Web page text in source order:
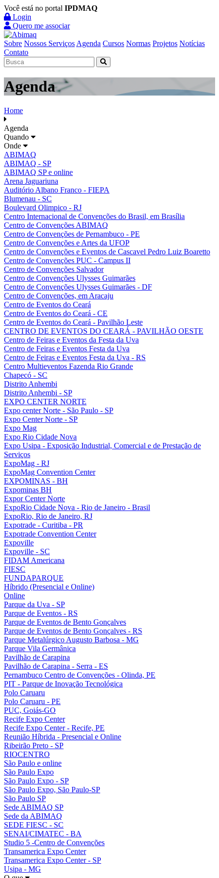
Você está no portal IPDMAQ
Login
Quero me associar
Sobre Nossos Serviços Agenda Cursos Normas Projetos Notícias
Contato
Agenda
Home
Agenda
Quando
Onde
ABIMAQ
ABIMAQ - SP
ABIMAQ SP e online
Arena Jaguariuna
Auditório Albano Franco - FIEPA
Blumenau - SC
Boulevard Olimpico - RJ
Centro Internacional de Convenções do Brasil, em Brasília
Centro de Convenções ABIMAQ
Centro de Convenções de Pernambuco - PE
Centro de Convenções e Artes da UFOP
Centro de Convenções e Eventos de Cascavel Pedro Luiz Boaretto
Centro de Convenções PUC - Campus II
Centro de Convenções Salvador
Centro de Convenções Ulysses Guimarães
Centro de Convenções Ulysses Guimarães - DF
Centro de Convenções, em Aracaju
Centro de Eventos do Ceará
Centro de Eventos do Ceará - CE
Centro de Eventos do Ceará - Pavilhão Leste
CENTRO DE EVENTOS DO CEARÁ - PAVILHÃO OESTE
Centro de Feiras e Eventos da Festa da Uva
Centro de Feiras e Eventos Festa da Uva
Centro de Feiras e Eventos Festa da Uva - RS
Centro Multieventos Fazenda Rio Grande
Chapecó - SC
Distrito Anhembi
Distrito Anhembi - SP
EXPO CENTER NORTE
Expo center Norte - São Paulo - SP
Expo Center Norte - SP
Expo Mag
Expo Rio Cidade Nova
Expo Usipa - Exposição Industrial, Comercial e de Prestação de
Serviços
ExpoMag - RJ
ExpoMag Convention Center
EXPOMINAS - BH
Expominas BH
Expor Center Norte
ExpoRio Cidade Nova - Rio de Janeiro - Brasil
ExpoRio, Rio de Janeiro, RJ
Expotrade - Curitiba - PR
Expotrade Convention Center
Expoville
Expoville - SC
FIDAM Americana
FIESC
FUNDAPARQUE
Híbrido (Presencial e Online)
Online
Parque da Uva - SP
Parque de Eventos - RS
Parque de Eventos de Bento Gonçalves
Parque de Eventos de Bento Gonçalves - RS
Parque Metalúrgico Augusto Barbosa - MG
Parque Vila Germânica
Pavilhão de Carapina
Pavilhão de Carapina - Serra - ES
Pernambuco Centro de Convenções - Olinda, PE
PIT - Parque de Inovação Tecnológica
Polo Caruaru
Polo Caruaru - PE
PUC, Goiás-GO
Recife Expo Center
Recife Expo Center - Recife, PE
Reunião Híbrida - Presencial e Online
Ribeirão Preto - SP
RIOCENTRO
São Paulo e online
São Paulo Expo
São Paulo Expo - SP
São Paulo Expo, São Paulo-SP
São Paulo SP
Sede ABIMAQ SP
Sede da ABIMAQ
SEDE FIESC - SC
SENAI/CIMATEC - BA
Studio 5 -Centro de Convenções
Transamerica Expo Center
Transamerica Expo Center - SP
Usipa - MG